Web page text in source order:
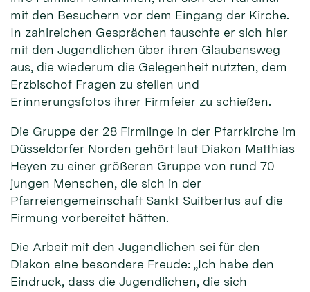
mit den Besuchern vor dem Eingang der Kirche.
In zahlreichen Gesprächen tauschte er sich hier
mit den Jugendlichen über ihren Glaubensweg
aus, die wiederum die Gelegenheit nutzten, dem
Erzbischof Fragen zu stellen und
Erinnerungsfotos ihrer Firmfeier zu schießen.
Die Gruppe der 28 Firmlinge in der Pfarrkirche im
Düsseldorfer Norden gehört laut Diakon Matthias
Heyen zu einer größeren Gruppe von rund 70
jungen Menschen, die sich in der
Pfarreiengemeinschaft Sankt Suitbertus auf die
Firmung vorbereitet hätten.
Die Arbeit mit den Jugendlichen sei für den
Diakon eine besondere Freude: „Ich habe den
Eindruck, dass die Jugendlichen, die sich